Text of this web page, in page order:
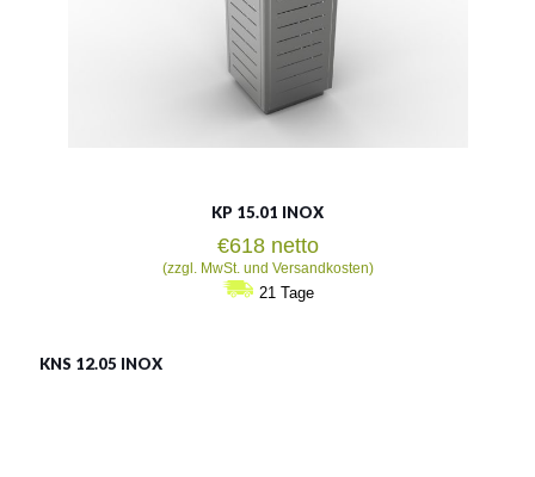
KP 15.01 INOX
€618 netto
(zzgl. MwSt. und Versandkosten)
21 Tage
KNS 12.05 INOX